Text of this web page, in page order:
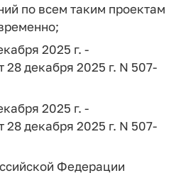
по всем таким проектам
2025 г. -
декабря 2025 г. N 507-
2025 г. -
декабря 2025 г. N 507-
Федерации